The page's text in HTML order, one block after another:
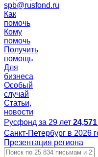
spb@rusfond.ru
Как
помочь
Кому
помочь
Получить
помощь
Для
бизнеса
Особый
случай
Статьи,
новости
Русфонд за 29 лет
Санкт-Петербург в 2026
Презентация региона